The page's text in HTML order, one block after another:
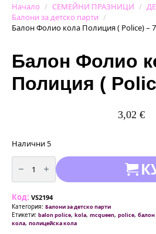
Начало СЕМЕЙНИ ПРАЗНИЦИ
Балони за детско парти
Балон Фолио кола Полиция ( Police) –
Балон Фолио
Полиция (
3,02 €
Налични 5
количество
за
Балон
Фолио
Полиция
(
Police)
-
78
Код: VS2194
Категория: Балони за детско парти
Етикети: balon police, kola, mcqueen, police,
кола, полицейска кола